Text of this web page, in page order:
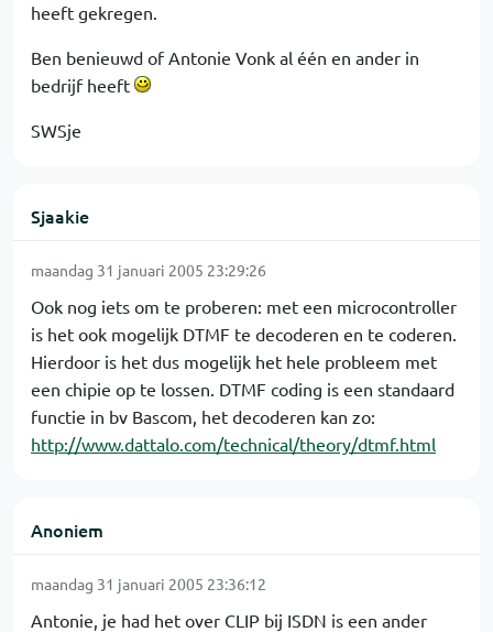
heeft gekregen.
Ben benieuwd of Antonie Vonk al één en ander in
bedrijf heeft
SWSje
Sjaakie
maandag 31 januari 2005 23:29:26
Ook nog iets om te proberen: met een microcontroller
is het ook mogelijk DTMF te decoderen en te coderen.
Hierdoor is het dus mogelijk het hele probleem met
een chipie op te lossen. DTMF coding is een standaard
functie in bv Bascom, het decoderen kan zo:
http://www.dattalo.com/technical/theory/dtmf.html
Anoniem
maandag 31 januari 2005 23:36:12
Antonie, je had het over CLIP bij ISDN is een ander